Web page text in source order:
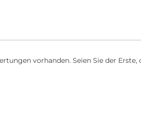
vorhanden. Seien Sie der